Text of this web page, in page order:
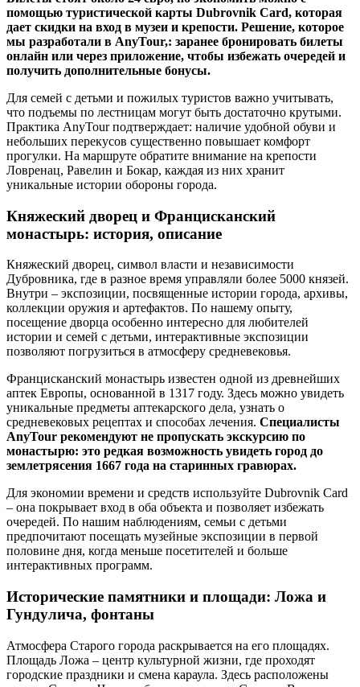
помощью туристической карты Dubrovnik Card, которая
дает скидки на вход в музеи и крепости. Решение, которое
мы разработали в AnyTour,: заранее бронировать билеты
онлайн или через приложение, чтобы избежать очередей и
получить дополнительные бонусы.
Для семей с детьми и пожилых туристов важно учитывать,
что подъемы по лестницам могут быть достаточно крутыми.
Практика AnyTour подтверждает: наличие удобной обуви и
небольших перекусов существенно повышает комфорт
прогулки. На маршруте обратите внимание на крепости
Ловренац, Равелин и Бокар, каждая из них хранит
уникальные истории обороны города.
Княжеский дворец и Францисканский
монастырь: история, описание
Княжеский дворец, символ власти и независимости
Дубровника, где в разное время управляли более 5000 князей.
Внутри – экспозиции, посвященные истории города, архивы,
коллекции оружия и артефактов. По нашему опыту,
посещение дворца особенно интересно для любителей
истории и семей с детьми, интерактивные экспозиции
позволяют погрузиться в атмосферу средневековья.
Францисканский монастырь известен одной из древнейших
аптек Европы, основанной в 1317 году. Здесь можно увидеть
уникальные предметы аптекарского дела, узнать о
средневековых рецептах и способах лечения. Специалисты
AnyTour рекомендуют не пропускать экскурсию по
монастырю: это редкая возможность увидеть город до
землетрясения 1667 года на старинных гравюрах.
Для экономии времени и средств используйте Dubrovnik Card
– она покрывает вход в оба объекта и позволяет избежать
очередей. По нашим наблюдениям, семьи с детьми
предпочитают посещать музейные экспозиции в первой
половине дня, когда меньше посетителей и больше
интерактивных программ.
Исторические памятники и площади: Ложа и
Гундулича, фонтаны
Атмосфера Старого города раскрывается на его площадях.
Площадь Ложа – центр культурной жизни, где проходят
городские праздники и смена караула. Здесь расположены